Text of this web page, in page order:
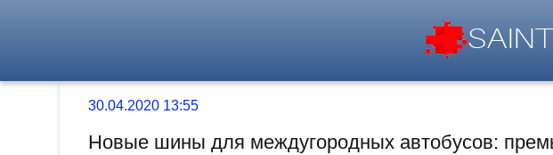
30.04.2020 13:55
Новые шины для междугородных автобусов: